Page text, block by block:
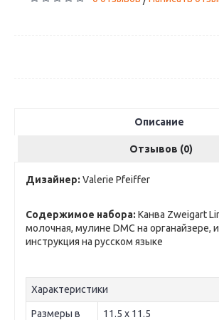
Описание
Отзывов (0)
Дизайнер: Valerie Pfeiffer
Содержимое набора: Канва Zweigart
молочная, мулине DMC на органайзере,
инструкция на русском языке
Характеристики
Размеры в
11.5 х 11.5